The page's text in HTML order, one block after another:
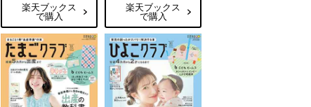
楽天ブックス
で購入
楽天ブックス
で購入